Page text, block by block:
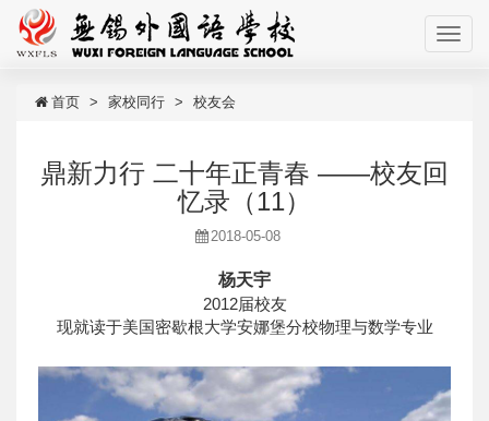
首页 家校同行 校友会
鼎新力行 二十年正青春 ——校友回
忆录（11）
2018-05-08
杨天宇
2012届校友
现就读于美国密歇根大学安娜堡分校物理与数学专业